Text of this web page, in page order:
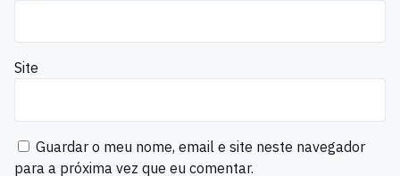
Site
Guardar o meu nome, email e site neste navegador
para a próxima vez que eu comentar.